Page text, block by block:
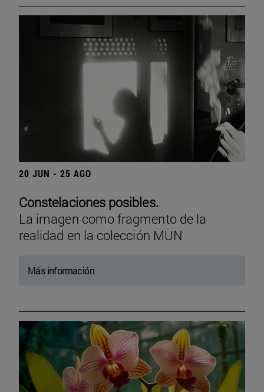
20 JUN - 25 AGO
Constelaciones posibles.
La imagen como fragmento de la
realidad en la colección MUN
Más información